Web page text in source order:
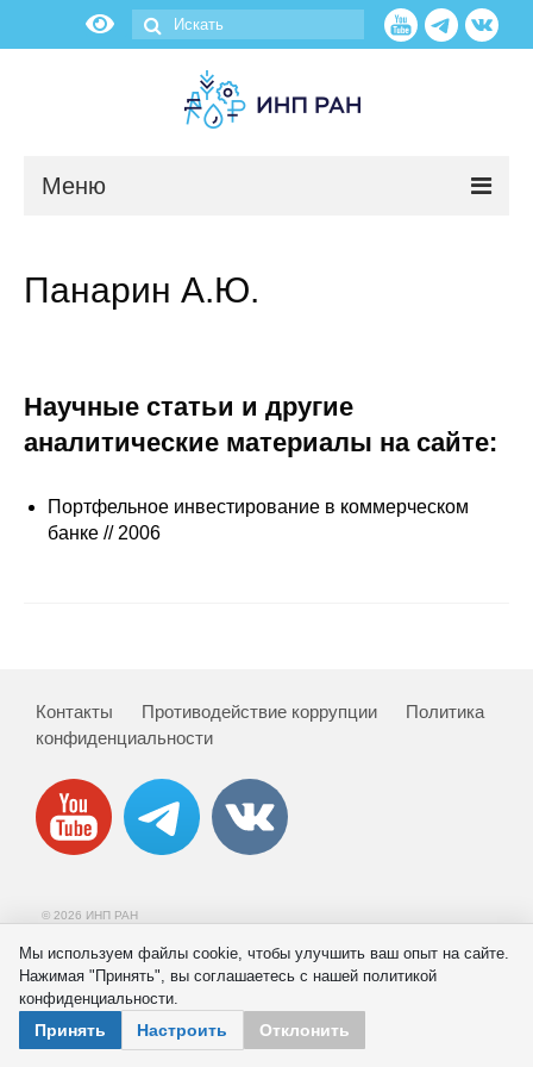
Меню
Научные подразделения
Сотрудники
Материалы для СМИ
Публикации
Научная жизнь
О журнале
Номера журналов
Панарин А.Ю.
Научные статьи и другие
аналитические материалы на сайте:
Портфельное инвестирование в коммерческом
банке // 2006
Контакты Противодействие коррупции
Политика
конфиденциальности
© 2026 ИНП РАН
Мы используем файлы cookie, чтобы улучшить ваш опыт на сайте.
Нажимая "Принять", вы соглашаетесь с нашей политикой
конфиденциальности.
Принять Настроить Отклонить